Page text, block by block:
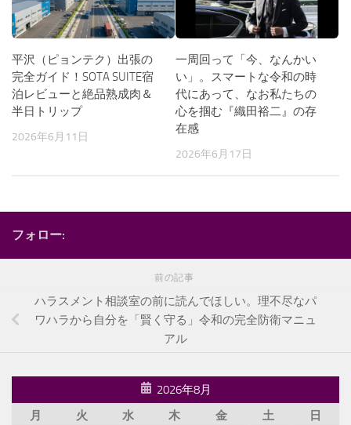
平沢（ピョンテク）出張の
完全ガイド！SOTA SUITE宿
泊レビューと絶品熟成肉＆
半日トリップ
2026年6月11日
一周回って「今、なんかい
い」。スマートな令和の時
代にあって、なお私たちの
心を掴む『織田裕二』の存
在感
2026年6月17日
フォロー:
前の記事
ハラスメント相談室の前に読んでほしい。理不尽なパ
ワハラから自分を「賢く守る」令和の完全防衛マニュ
アル
2026年8月
月
火 水 木 金 土
日